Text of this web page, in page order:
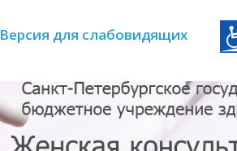
Версия для слабовидящих